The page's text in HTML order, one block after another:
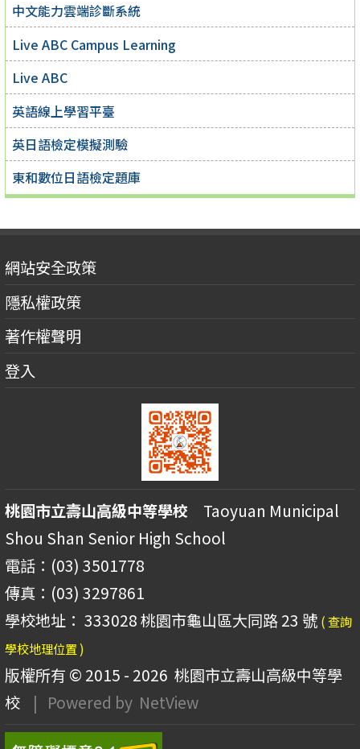
中文能力雲端診斷系統
Live ABC Campus Learning
Live ABC
英語線上學習平臺
英日語檢定模擬測驗
東和數位日語檢定題庫
網站安全政策
隱私權政策
著作權聲明
登入
桃園市立壽山高級中等學校 Taoyuan Municipal
Shou Shan Senior High School
電話：(03) 3501778
傳真：(03) 3297861
學校地址： 333028 桃園市龜山區大同路 23 號 ( 查詢
學校地理位置 )
版權所有 © 2015 - 2026 桃園市立壽山高級中等學
校
| Powered by NetView